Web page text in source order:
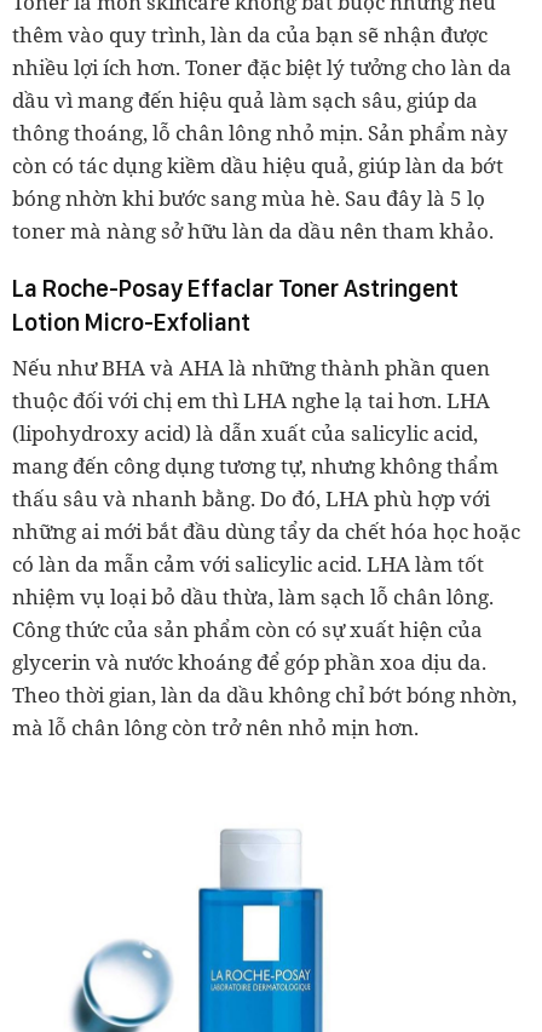
thêm vào quy trình, làn da của bạn sẽ nhận được
nhiều lợi ích hơn. Toner đặc biệt lý tưởng cho làn da
dầu vì mang đến hiệu quả làm sạch sâu, giúp da
thông thoáng, lỗ chân lông nhỏ mịn. Sản phẩm này
còn có tác dụng kiềm dầu hiệu quả, giúp làn da bớt
bóng nhờn khi bước sang mùa hè. Sau đây là 5 lọ
toner mà nàng sở hữu làn da dầu nên tham khảo.
La Roche-Posay Effaclar Toner Astringent
Lotion Micro-Exfoliant
Nếu như BHA và AHA là những thành phần quen
thuộc đối với chị em thì LHA nghe lạ tai hơn. LHA
(lipohydroxy acid) là dẫn xuất của salicylic acid,
mang đến công dụng tương tự, nhưng không thẩm
thấu sâu và nhanh bằng. Do đó, LHA phù hợp với
những ai mới bắt đầu dùng tẩy da chết hóa học hoặc
có làn da mẫn cảm với salicylic acid. LHA làm tốt
nhiệm vụ loại bỏ dầu thừa, làm sạch lỗ chân lông.
Công thức của sản phẩm còn có sự xuất hiện của
glycerin và nước khoáng để góp phần xoa dịu da.
Theo thời gian, làn da dầu không chỉ bớt bóng nhờn,
mà lỗ chân lông còn trở nên nhỏ mịn hơn.